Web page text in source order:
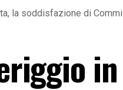
la soddisfazione di